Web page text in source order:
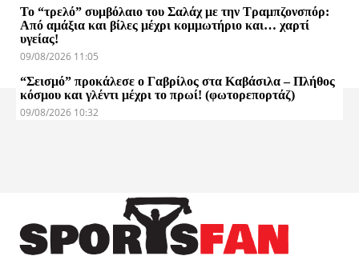
Το “τρελό” συμβόλαιο του Σαλάχ με την Τραμπζονσπόρ:
Από αμάξια και βίλες μέχρι κομμωτήριο και… χαρτί
υγείας!
09/08/2026 11:05
“Σεισμό” προκάλεσε ο Γαβρίλος στα Καβάσιλα – Πλήθος
κόσμου και γλέντι μέχρι το πρωί! (φωτορεπορτάζ)
09/08/2026 10:32